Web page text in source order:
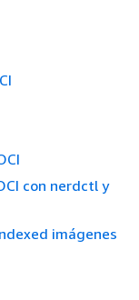
con nerdctl y
imágenes